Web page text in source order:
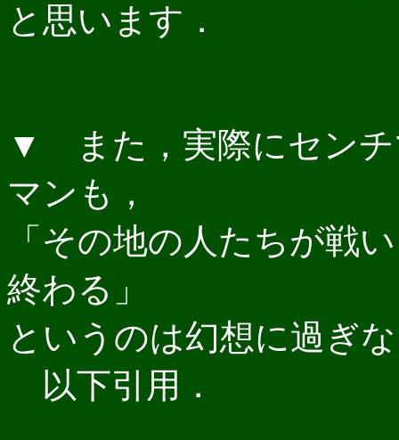
と思います．
▼ また，実際にセンチ
マンも，
「その地の人たちが戦
終わる」
というのは幻想に過ぎ
以下引用．